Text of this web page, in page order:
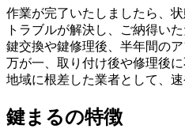
作業が完了いたしましたら、
トラブルが解決し、ご納得い
鍵交換や鍵修理後、半年間の
万が一、取り付け後や修理後
地域に根差した業者として、速
鍵まるの特徴